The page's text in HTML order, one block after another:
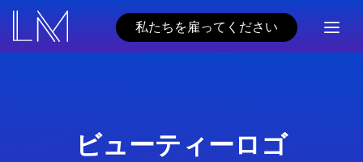
私たちを雇ってください
ビューティーロゴ